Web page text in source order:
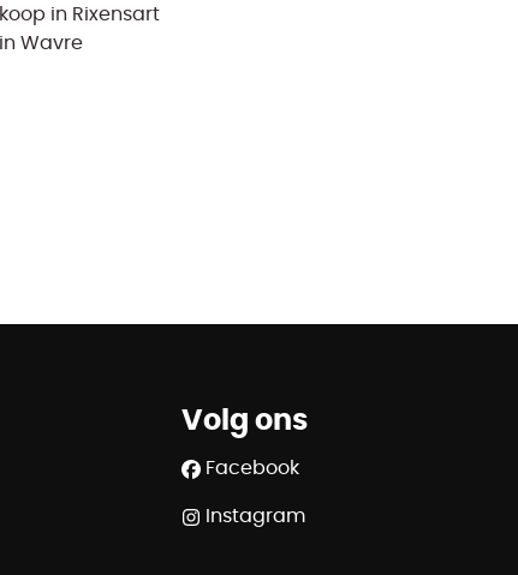
in Rixensart
Wavre
Volg ons
Facebook
Instagram